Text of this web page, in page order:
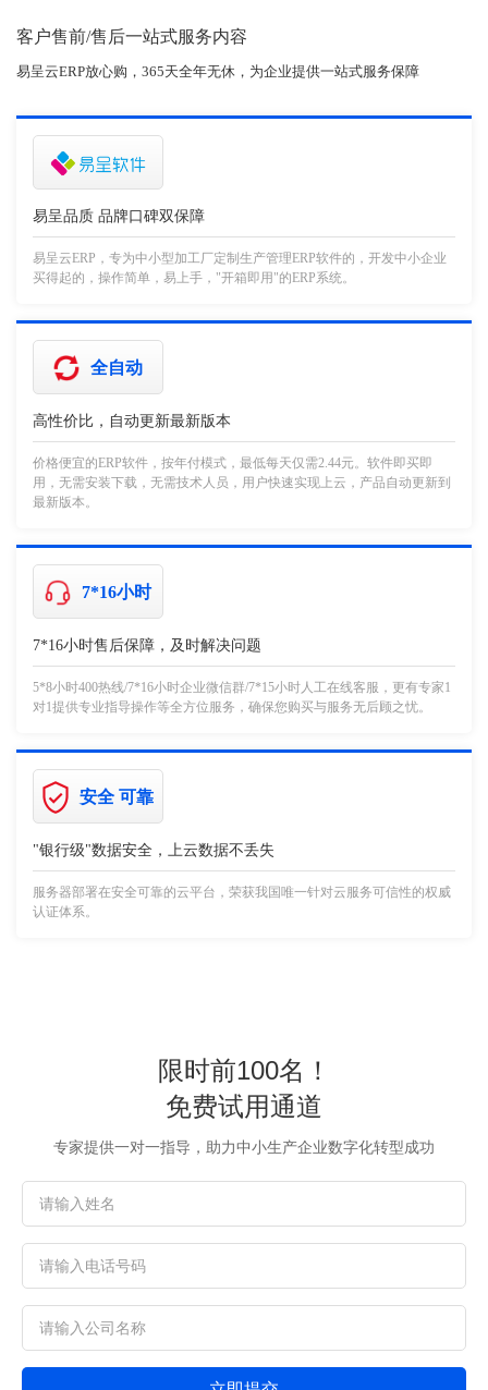
客户售前/售后一站式服务内容
易呈云ERP放心购，365天全年无休，为企业提供一站式服务保障
易呈品质 品牌口碑双保障
易呈云ERP，专为中小型加工厂定制生产管理ERP软件的，开发中小企业
买得起的，操作简单，易上手，"开箱即用"的ERP系统。
全自动
高性价比，自动更新最新版本
价格便宜的ERP软件，按年付模式，最低每天仅需2.44元。软件即买即
用，无需安装下载，无需技术人员，用户快速实现上云，产品自动更新到
最新版本。
7*16小时
7*16小时售后保障，及时解决问题
5*8小时400热线/7*16小时企业微信群/7*15小时人工在线客服，更有专家1
对1提供专业指导操作等全方位服务，确保您购买与服务无后顾之忧。
安全 可靠
"银行级"数据安全，上云数据不丢失
服务器部署在安全可靠的云平台，荣获我国唯一针对云服务可信性的权威
认证体系。
限时前100名！
免费试用通道
专家提供一对一指导，助力中小生产企业数字化转型成功